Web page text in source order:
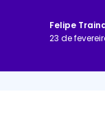
Felipe
23 de